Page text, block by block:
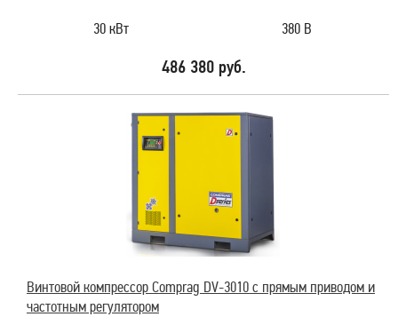
30 кВт 380 В
486 380 руб.
Винтовой компрессор Comprag DV-3010 с прямым приводом и
частотным регулятором